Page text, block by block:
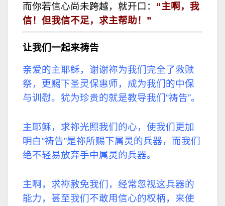
而你若信心尚未跨越，就开口： “主啊，我
信！但我信不足，求主帮助！”
让我们一起来祷告
亲爱的主耶稣，谢谢祢为我们完全了救赎
祭，更赐下圣灵保惠师，成为我们的中保
与训慰。犹为珍贵的就是教导我们“祷告”。
主耶稣，求祢光照我们的心，使我们更加
明白“祷告”是祢所赐下属灵的兵器，而我们
绝不轻易放弃手中属灵的兵器。
主啊，求祢赦免我们，经常忽视这兵器的
能力，甚至我们不敢用信心的权柄，来使